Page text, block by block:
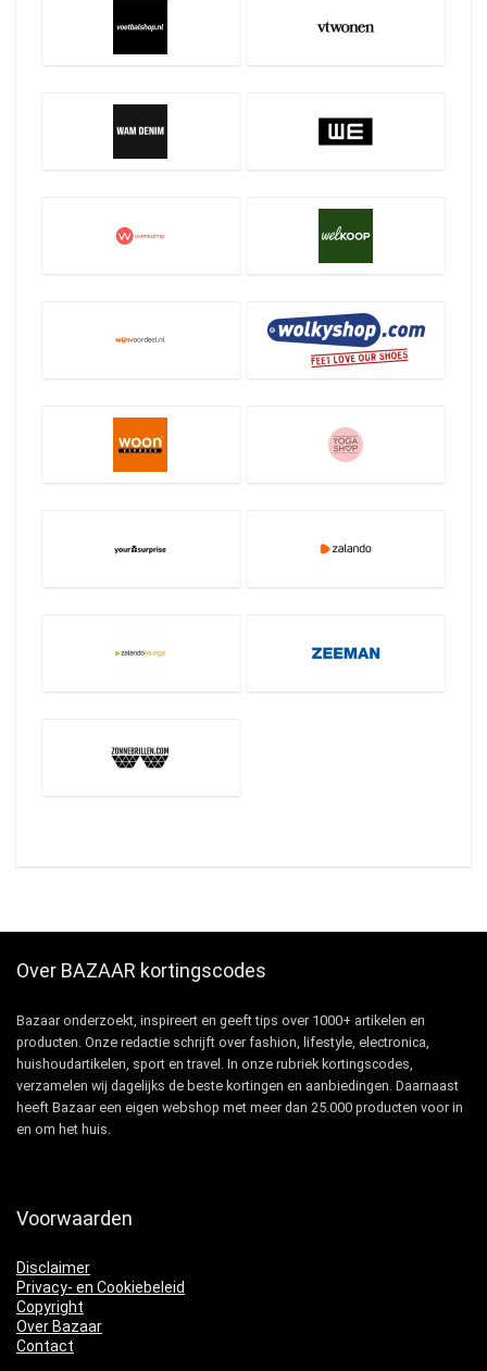
Over BAZAAR kortingscodes
Bazaar onderzoekt, inspireert en geeft tips over 1000+ artikelen en
producten. Onze redactie schrijft over fashion, lifestyle, electronica,
huishoudartikelen, sport en travel. In onze rubriek kortingscodes,
verzamelen wij dagelijks de beste kortingen en aanbiedingen. Daarnaast
heeft Bazaar een eigen webshop met meer dan 25.000 producten voor in
en om het huis.
Voorwaarden
Disclaimer
Privacy- en Cookiebeleid
Copyright
Over Bazaar
Contact